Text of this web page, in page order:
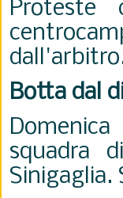
Proteste
Botta dal
squadra
Sinigaglia.